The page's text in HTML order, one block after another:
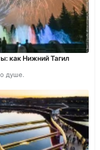
как Нижний Тагил
душе.